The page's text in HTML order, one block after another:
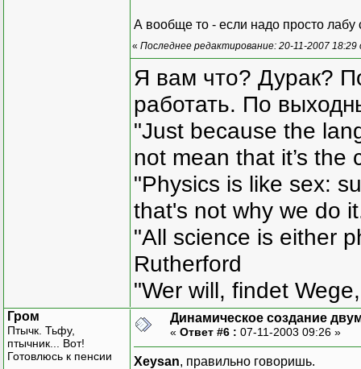
container_type
};
template <class
ostream&
{
for(; begin !=
{
os <<
}
return os;
int main(int argc,
{
Matrix<int> m;
m[1][2] = 3;
m[2][1] = 2;
А вообще то - если надо просто лабу
« Последнее редактирование: 20-11-2007 18:29
Я вам что? Дурак?
работать. По
"Just because the
not mean that it’s the
"Physics is like sex:
that's not why we do
"All science is either
Rutherford
"Wer will, findet
Гром
Птычк. Тьфу,
птычник... Вот!
Готовлюсь к пенсии
Динамическое создание
« Ответ #6 : 07-11-2003 09:26 »
Xeysan, правильно говоришь.